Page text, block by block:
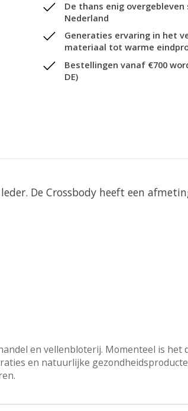
De thans enig
Nederland
Generaties ervaring in het
materiaal tot warme
Bestellingen vanaf €700
DE)
De Crossbody heeft een
en vellenbloterij. Momenteel is het
en natuurlijke